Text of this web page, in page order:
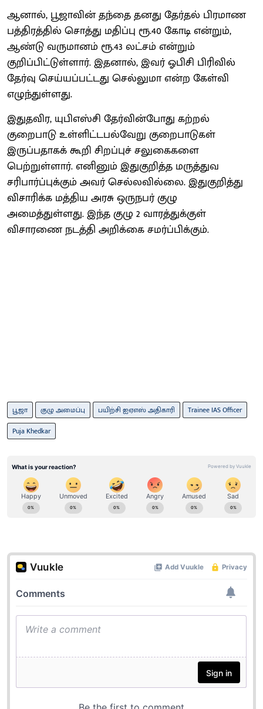
ஆனால், பூஜாவின் தந்தை தனது தேர்தல் பிரமாண
பத்திரத்தில் சொத்து மதிப்பு ரூ.40 கோடி என்றும்,
ஆண்டு வருமானம் ரூ.43 லட்சம் என்றும்
குறிப்பிட்டுள்ளார். இதனால், இவர் ஓபிசி பிரிவில்
தேர்வு செய்யப்பட்டது செல்லுமா என்ற கேள்வி
எழுந்துள்ளது.
இதுதவிர, யுபிஎஸ்சி தேர்வின்போது கற்றல்
குறைபாடு உள்ளிட்டபல்வேறு குறைபாடுகள்
இருப்பதாகக் கூறி சிறப்புச் சலுகைகளை
பெற்றுள்ளார். எனினும் இதுகுறித்த மருத்துவ
சரிபார்ப்புக்கும் அவர் செல்லவில்லை. இதுகுறித்து
விசாரிக்க மத்திய அரசு ஒருநபர் குழு
அமைத்துள்ளது. இந்த குழு 2 வாரத்துக்குள்
விசாரணை நடத்தி அறிக்கை சமர்ப்பிக்கும்.
பூஜா குழு அமைப்பு பயிற்சி ஐஏஎஸ் அதிகாரி
Trainee IAS Officer
Puja Khedkar